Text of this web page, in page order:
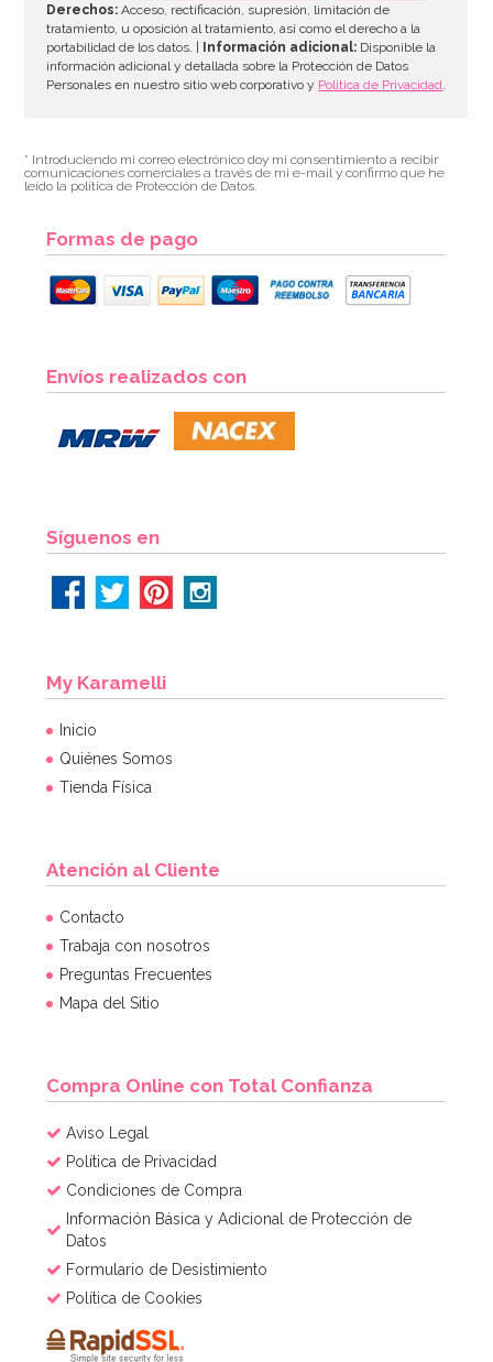
Derechos: Acceso, rectificación, supresión, limitación de
tratamiento, u oposición al tratamiento, así como el derecho a la
portabilidad de los datos. |
Información adicional: Disponible la
información adicional y detallada sobre la Protección de Datos
Personales en nuestro sitio web corporativo y Política de Privacidad.
* Introduciendo mi correo electrónico doy mi consentimiento a recibir
comunicaciones comerciales a través de mi e-mail y confirmo que he
leído la política de Protección de Datos.
Formas de pago
Envíos realizados con
Síguenos en
My Karamelli
Inicio
Quiénes Somos
Tienda Física
Atención al Cliente
Contacto
Trabaja con nosotros
Preguntas Frecuentes
Mapa del Sitio
Compra Online con Total Confianza
Aviso Legal
Política de Privacidad
Condiciones de Compra
Información Básica y Adicional de Protección de
Datos
Formulario de Desistimiento
Política de Cookies